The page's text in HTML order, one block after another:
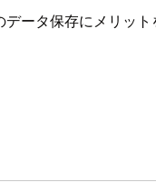
ータ保存にメリット